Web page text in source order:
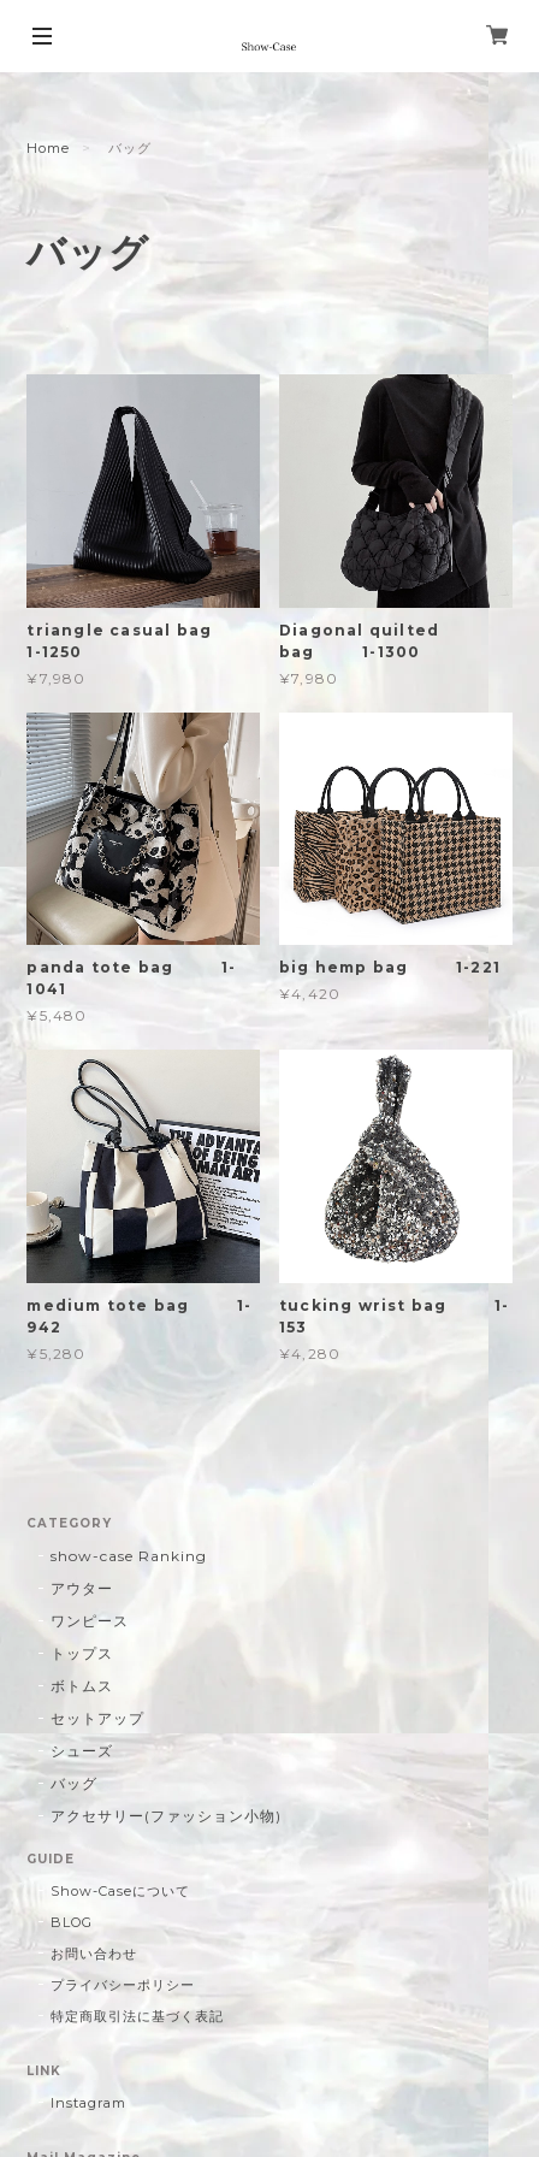
Home バッグ
バッグ
triangle casual bag
1-1250
¥7,980
Diagonal quilted
bag 1-1300
¥7,980
panda tote bag 1-
1041
¥5,480
big hemp bag 1-221
¥4,420
medium tote bag 1-
942
¥5,280
tucking wrist bag 1-
153
¥4,280
CATEGORY
show-case Ranking
アウター
ワンピース
トップス
ボトムス
セットアップ
シューズ
バッグ
アクセサリー(ファッション小物)
GUIDE
Show-Caseについて
BLOG
お問い合わせ
プライバシーポリシー
特定商取引法に基づく表記
LINK
Instagram